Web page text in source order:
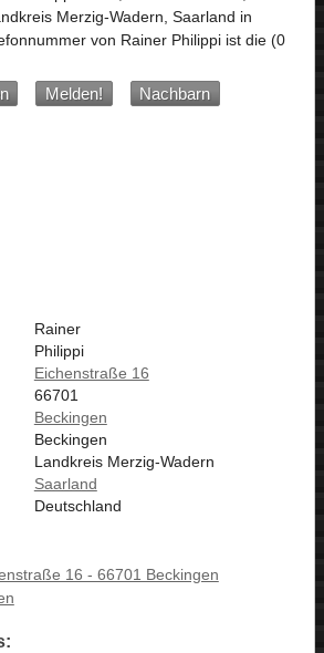
Merzig-Wadern, Saarland in
von Rainer Philippi ist die (0
Melden!
Nachbarn
Rainer
Philippi
Eichenstraße 16
66701
Beckingen
Beckingen
Landkreis Merzig-Wadern
Saarland
Deutschland
16 - 66701 Beckingen